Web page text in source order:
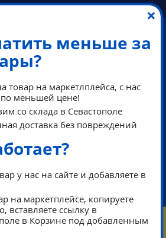
В РАБОЧЕЕ ВРЕМЯ
ПОМОЩЬ
КОНТАКТЫ
×
меньше за
товар на маркетлплейса, с нас
по меньшей цене!
со склада в Севастополе
доставка без повреждений
у нас на сайте и добавляете в
на маркетплейсе, копируете
вставляете ссылку в
в Корзине под добавленным